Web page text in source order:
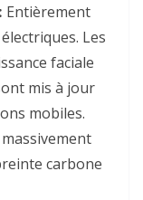
Entièrement
Les
faciale
mis à jour
mobiles.
massivement
carbone